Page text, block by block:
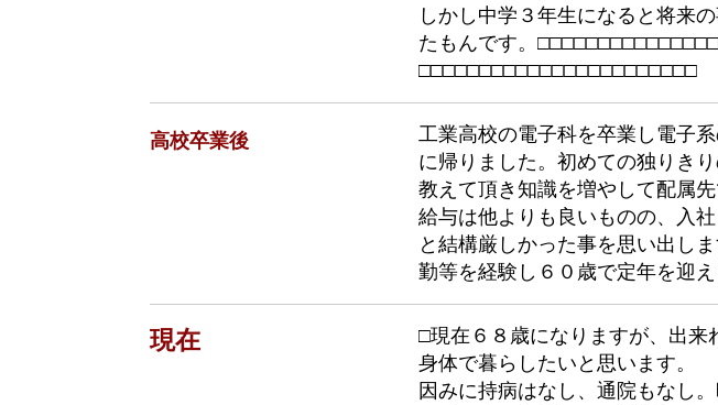
しかし中学３年生になると将来
たもんです。□□□□□□□□□□□□□□□
□□□□□□□□□□□□□□□□□□□□□□□
高校卒業後
工業高校の電子科を卒業し電子
に帰りました。初めての独りき
教えて頂き知識を増やして配属
給与は他よりも良いものの、入
と結構厳しかった事を思い出し
勤等を経験し６０歳で定年を迎
現在
□現在６８歳になりますが、出来
身体で暮らしたいと思います。
因みに持病はなし、通院もなし